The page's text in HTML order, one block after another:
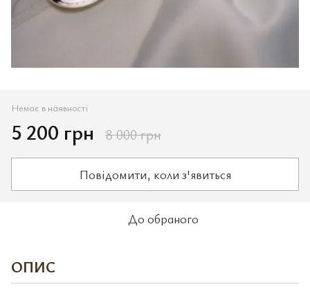
Немає в наявності
5 200 грн 8 000 грн
Повідомити, коли з'явиться
До обраного
ОПИС